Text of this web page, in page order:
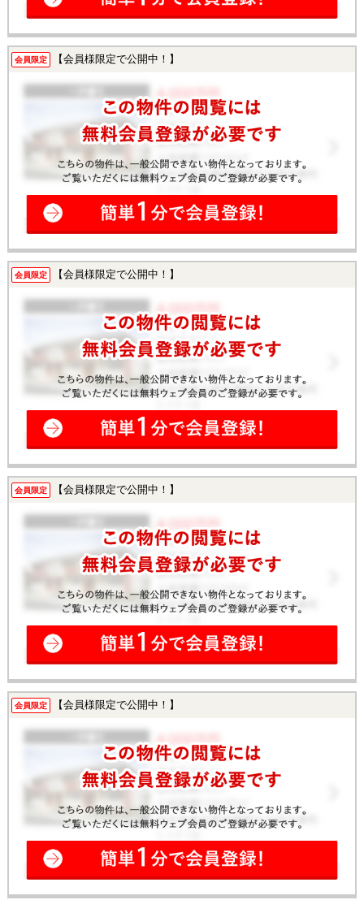
会員限定 【会員様限定で公開中！】
会員限定 【会員様限定で公開中！】
会員限定 【会員様限定で公開中！】
会員限定 【会員様限定で公開中！】